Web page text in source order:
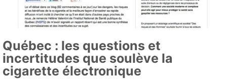
Québec : les questions et
incertitudes que soulève la
cigarette électronique